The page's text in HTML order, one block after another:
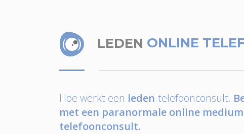
LEDEN ONLINE
Hoe werkt een leden-telefoonconsult.
met een paranormale online
telefoonconsult.